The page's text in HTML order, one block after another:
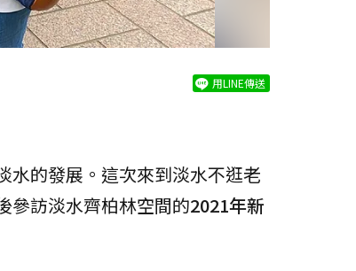
用LINE傳送
水的發展。這次來到淡水不逛老
參訪淡水齊柏林空間的2021年新